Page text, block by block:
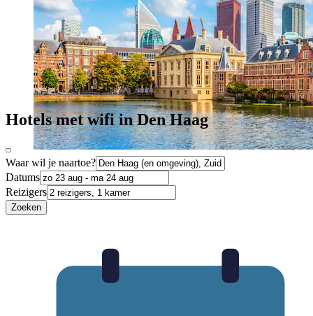
Hotels met wifi in Den Haag
Waar wil je naartoe?
Datums
Reizigers
Zoeken